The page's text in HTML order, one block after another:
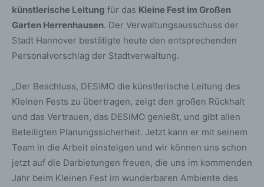
künstlerische Leitung für das Kleine Fest im Großen
Garten Herrenhausen. Der Verwaltungsausschuss der
Stadt Hannover bestätigte heute den entsprechenden
Personalvorschlag der Stadtverwaltung.
„Der Beschluss, DESiMO die künstlerische Leitung des
Kleinen Fests zu übertragen, zeigt den großen Rückhalt
und das Vertrauen, das DESiMO genießt, und gibt allen
Beteiligten Planungssicherheit. Jetzt kann er mit seinem
Team in die Arbeit einsteigen und wir können uns schon
jetzt auf die Darbietungen freuen, die uns im kommenden
Jahr beim Kleinen Fest im wunderbaren Ambiente des